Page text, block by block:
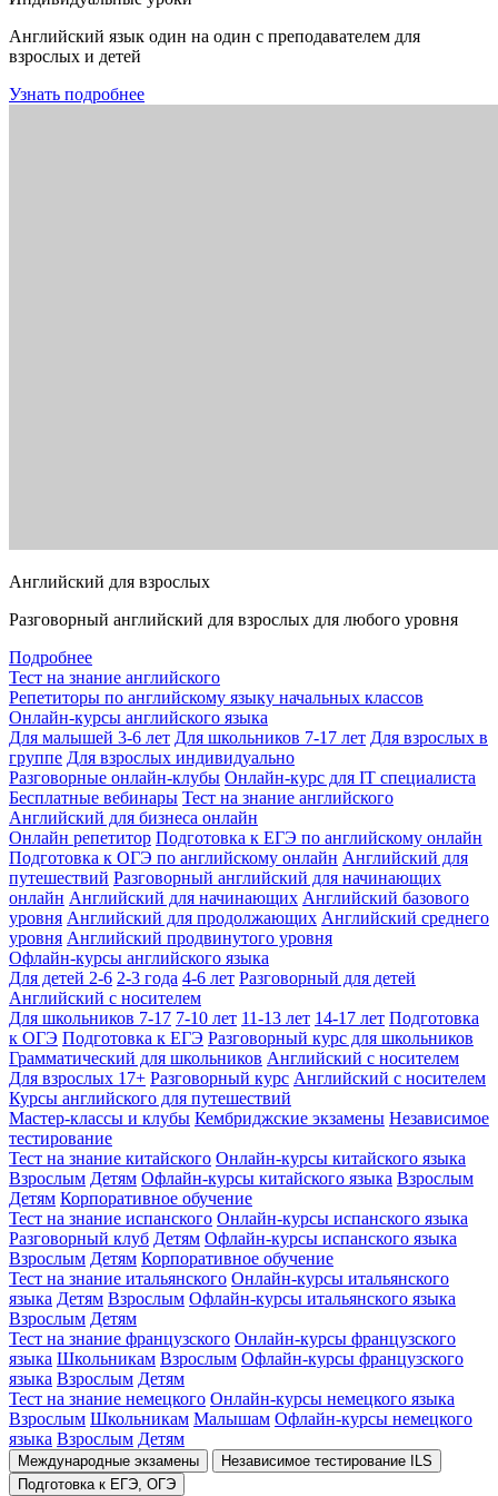
Английский язык один на один с преподавателем для
взрослых и детей
Узнать подробнее
Английский для взрослых
Разговорный английский для взрослых для любого уровня
Подробнее
Тест на знание английского
Репетиторы по английскому языку начальных классов
Онлайн-курсы английского языка
Для малышей 3-6 лет Для школьников 7-17 лет Для взрослых в
группе Для взрослых индивидуально
Разговорные онлайн-клубы Онлайн-курс для IT специалиста
Бесплатные вебинары Тест на знание английского
Английский для бизнеса онлайн
Онлайн репетитор Подготовка к ЕГЭ по английскому онлайн
Подготовка к ОГЭ по английскому онлайн Английский для
путешествий Разговорный английский для начинающих
онлайн Английский для начинающих Английский базового
уровня Английский для продолжающих Английский среднего
уровня Английский продвинутого уровня
Офлайн-курсы английского языка
Для детей 2-6 2-3 года 4-6 лет Разговорный для детей
Английский с носителем
Для школьников 7-17 7-10 лет 11-13 лет 14-17 лет Подготовка
к ОГЭ Подготовка к ЕГЭ Разговорный курс для школьников
Грамматический для школьников Английский с носителем
Для взрослых 17+ Разговорный курс Английский с носителем
Курсы английского для путешествий
Мастер-классы и клубы Кембриджские экзамены Независимое
тестирование
Тест на знание китайского Онлайн-курсы китайского языка
Взрослым Детям Офлайн-курсы китайского языка Взрослым
Детям Корпоративное обучение
Тест на знание испанского Онлайн-курсы испанского языка
Разговорный клуб Детям Офлайн-курсы испанского языка
Взрослым Детям Корпоративное обучение
Тест на знание итальянского Онлайн-курсы итальянского
языка Детям Взрослым Офлайн-курсы итальянского языка
Взрослым Детям
Тест на знание французского Онлайн-курсы французского
языка Школьникам Взрослым Офлайн-курсы французского
языка Взрослым Детям
Тест на знание немецкого Онлайн-курсы немецкого языка
Взрослым Школьникам Малышам Офлайн-курсы немецкого
языка Взрослым Детям
Международные экзамены
Независимое тестирование ILS
Подготовка к ЕГЭ, ОГЭ